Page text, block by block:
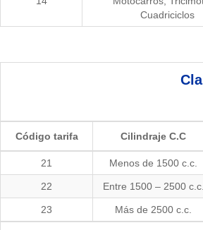
Cuadriciclos
Código tarifa Cilindraje C.C
21 Menos de 1500 c.c.
22 Entre 1500 – 2500 c.c.
23 Más de 2500 c.c.